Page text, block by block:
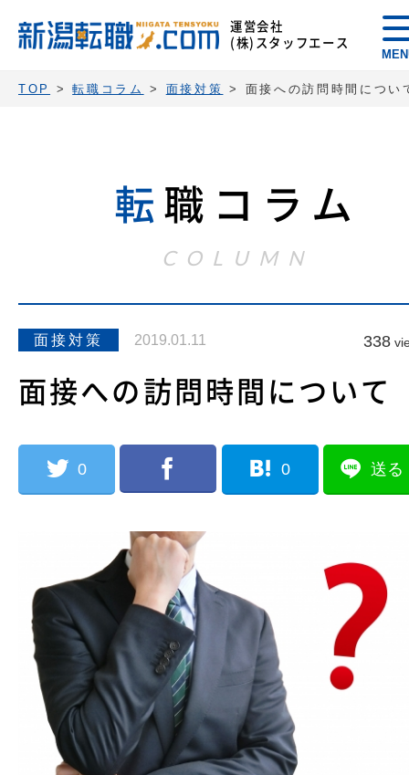
運営会社
(株)スタッフエース
TOP >転職コラム > 面接対策 > 面接への訪問時間につい
転 職コラム
COLUMN
面接対策 2019.01.11 338
面接への訪問時間について
0 0 送る